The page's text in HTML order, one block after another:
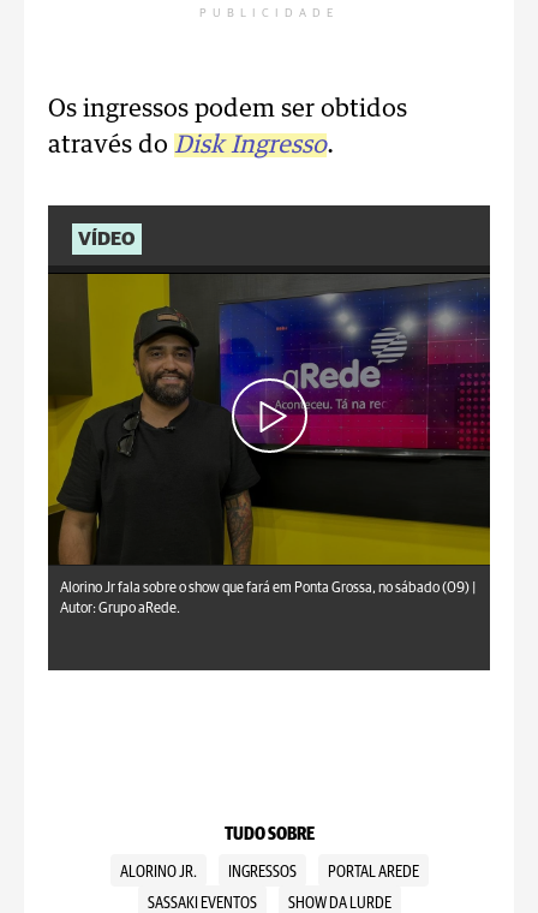
PUBLICIDADE
Os ingressos podem ser obtidos
através do Disk Ingresso.
VÍDEO
Alorino Jr fala sobre o show que fará em Ponta Grossa, no sábado (09) |
Autor: Grupo aRede.
TUDO SOBRE
ALORINO JR. INGRESSOS
PORTAL AREDE
SASSAKI EVENTOS
SHOW DA LURDE